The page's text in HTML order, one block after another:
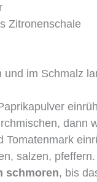
Zitronenschale
und im Schmalz
dann
Tomatenmark
salzen, pfeffern.
schmoren, bis